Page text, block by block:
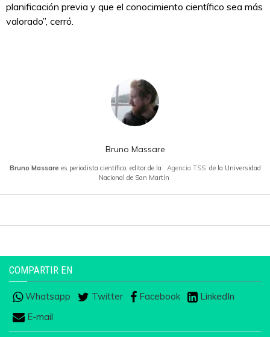
planificación previa y que el conocimiento científico sea más
valorado”, cerró.
Bruno Massare
Bruno Massare es periodista científico, editor de la Agencia TSS de la Universidad
Nacional de San Martín
COMPARTIR EN
Whatsapp Twitter Facebook
LinkedIn
E-mail